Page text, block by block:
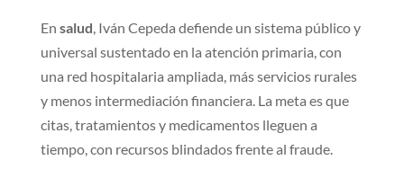
En salud, Iván Cepeda defiende un sistema público y
universal sustentado en la atención primaria, con
una red hospitalaria ampliada, más servicios rurales
y menos intermediación financiera. La meta es que
citas, tratamientos y medicamentos lleguen a
tiempo, con recursos blindados frente al fraude.